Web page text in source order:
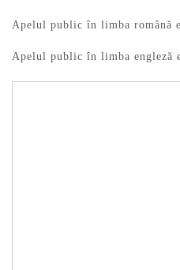
Apelul public în limba română
Apelul public în limba engleză